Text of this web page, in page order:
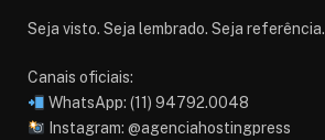
Seja visto. Seja lembrado. Seja referência.
Canais oficiais:
WhatsApp: (11) 94792.0048
Instagram: @agenciahostingpress